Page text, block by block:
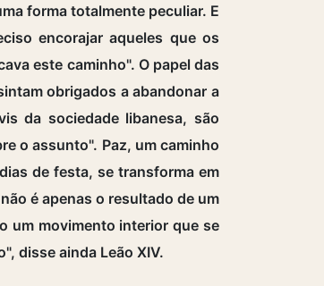
forma totalmente peculiar. E
encorajar aqueles que os
este caminho". O papel das
obrigados a abandonar a
da sociedade libanesa, são
o assunto". Paz, um caminho
de festa, se transforma em
é apenas o resultado de um
um movimento interior que se
disse ainda Leão XIV.